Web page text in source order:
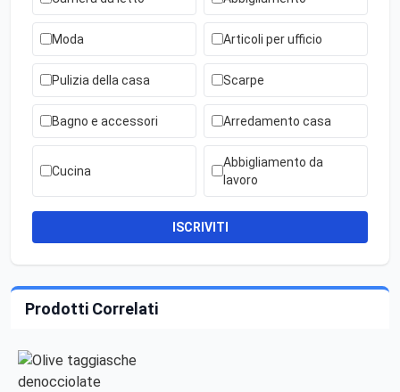
Moda Articoli per ufficio
Pulizia della casa Scarpe
Bagno e accessori Arredamento casa
Cucina
Abbigliamento da
lavoro
ISCRIVITI
Prodotti Correlati